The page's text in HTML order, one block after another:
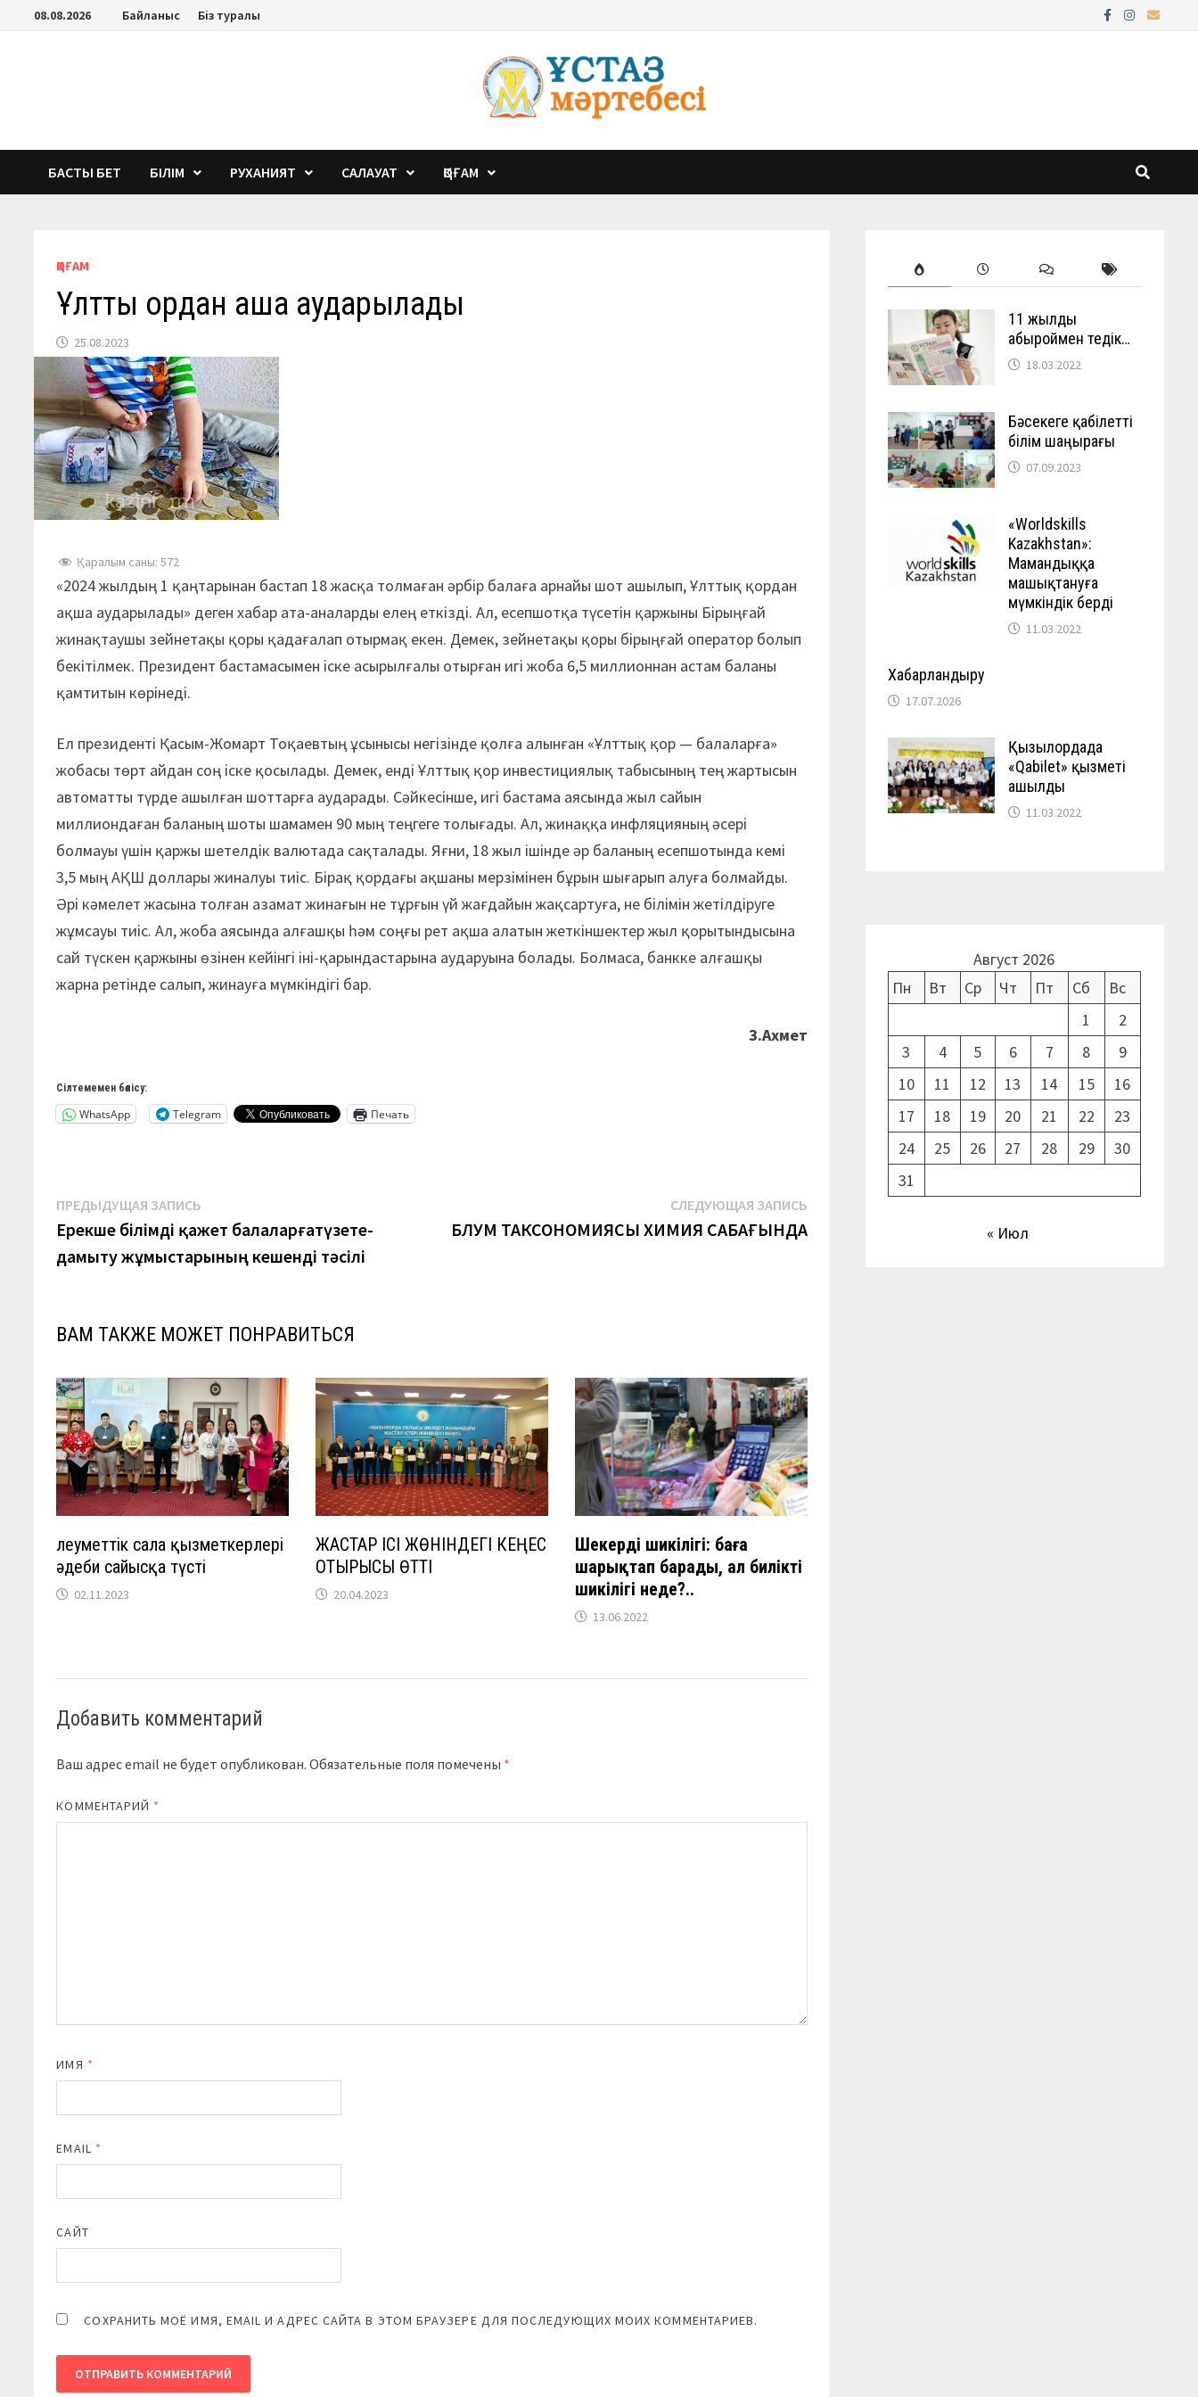
Перейти08.08.2026 Байланыс Біз туралы
БАСТЫ БЕТ БІЛІМ РУХАНИЯТ САЛАУАТ ҚОҒАМ
ҚОҒАМ
Ұлттық қордан ақша аударылады
25.08.2023
Қаралым саны: 572
«2024 жылдың 1 қаңтарынан бастап 18 жасқа толмаған әрбір балаға арнайы шот ашылып, Ұлттық қордан
ақша аударылады» деген хабар ата-аналарды елең еткізді. Ал, есепшотқа түсетін қаржыны Бірыңғай
жинақтаушы зейнетақы қоры қадағалап отырмақ екен. Демек, зейнетақы қоры бірыңғай оператор болып
бекітілмек. Президент бастамасымен іске асырылғалы отырған игі жоба 6,5 миллионнан астам баланы
қамтитын көрінеді.
Ел президенті Қасым-Жомарт Тоқаевтың ұсынысы негізінде қолға алынған «Ұлттық қор — балаларға»
жобасы төрт айдан соң іске қосылады. Демек, енді Ұлттық қор инвестициялық табысының тең жартысын
автоматты түрде ашылған шоттарға аударады. Сәйкесінше, игі бастама аясында жыл сайын
миллиондаған баланың шоты шамамен 90 мың теңгеге толығады. Ал, жинаққа инфляцияның әсері
болмауы үшін қаржы шетелдік валютада сақталады. Яғни, 18 жыл ішінде әр баланың есепшотында кемі
3,5 мың АҚШ доллары жиналуы тиіс. Бірақ қордағы ақшаны мерзімінен бұрын шығарып алуға болмайды.
Әрі кәмелет жасына толған азамат жинағын не тұрғын үй жағдайын жақсартуға, не білімін жетілдіруге
жұмсауы тиіс. Ал, жоба аясында алғашқы һәм соңғы рет ақша алатын жеткіншектер жыл қорытындысына
сай түскен қаржыны өзінен кейінгі іні-қарындастарына аударуына болады. Болмаса, банкке алғашқы
жарна ретінде салып, жинауға мүмкіндігі бар.
З.Ахмет
Сілтемемен бөлісу:
WhatsApp Telegram Печать
Навигация
по
записям
ПРЕДЫДУЩАЯ ЗАПИСЬ
запись:
Ерекше білімді қажет балаларғатүзете-
дамыту жұмыстарының кешенді тәсілі
СЛЕДУЮЩАЯ ЗАПИСЬСледующая
запись:
БЛУМ ТАКСОНОМИЯСЫ ХИМИЯ САБАҒЫНДА
ВАМ ТАКЖЕ МОЖЕТ ПОНРАВИТЬСЯ
Әлеуметтік сала қызметкерлері
әдеби сайысқа түсті
02.11.2023
ЖАСТАР ІСІ ЖӨНІНДЕГІ КЕҢЕС
ОТЫРЫСЫ ӨТТІ
20.04.2023
Шекердің шикілігі: баға
шарықтап барады, ал биліктің
шикілігі неде?..
13.06.2022
Добавить комментарий
Ваш адрес email не будет опубликован. Обязательные поля помечены *
КОММЕНТАРИЙ *
ИМЯ *
EMAIL *
САЙТ
СОХРАНИТЬ МОЁ ИМЯ, EMAIL И АДРЕС САЙТА В ЭТОМ БРАУЗЕРЕ ДЛЯ ПОСЛЕДУЮЩИХ МОИХ КОММЕНТАРИЕВ.
11 жылды
абыроймен өтедік…
18.03.2022
Бәсекеге қабілетті
білім шаңырағы
07.09.2023
«Worldskills
Kazakhstan»:
Мамандыққа
машықтануға
мүмкіндік берді
11.03.2022
Хабарландыру
17.07.2026
Қызылордада
«Qabilet» қызметі
ашылды
11.03.2022
Август 2026
Пн
Вт Ср Чт Пт Сб
Вс
1
2
3
4 5 6 7 8
9
10
11 12 13 14 15
16
17
18 19 20 21 22
23
24
25 26 27 28 29
30
31
« Июл